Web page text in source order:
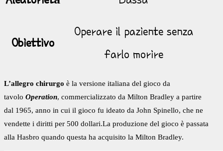
Obiettivo
Operare il paziente senza
farlo morire
L’allegro chirurgo è la versione italiana del gioco da
tavolo Operation, commercializzato da Milton Bradley a partire
dal 1965, anno in cui il gioco fu ideato da John Spinello, che ne
vendette i diritti per 500 dollari.La produzione del gioco è passata
alla Hasbro quando questa ha acquisito la Milton Bradley.